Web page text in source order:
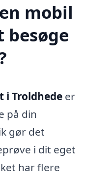
mobil
i Troldhede er
på din
gør det
i dit eget
har flere